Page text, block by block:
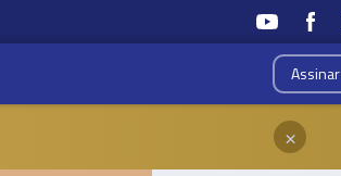
Assinar
×